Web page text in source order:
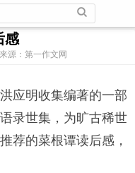
感
源：第一作文网
应明收集编著的一部
录世集，为旷古稀世
荐的菜根谭读后感，